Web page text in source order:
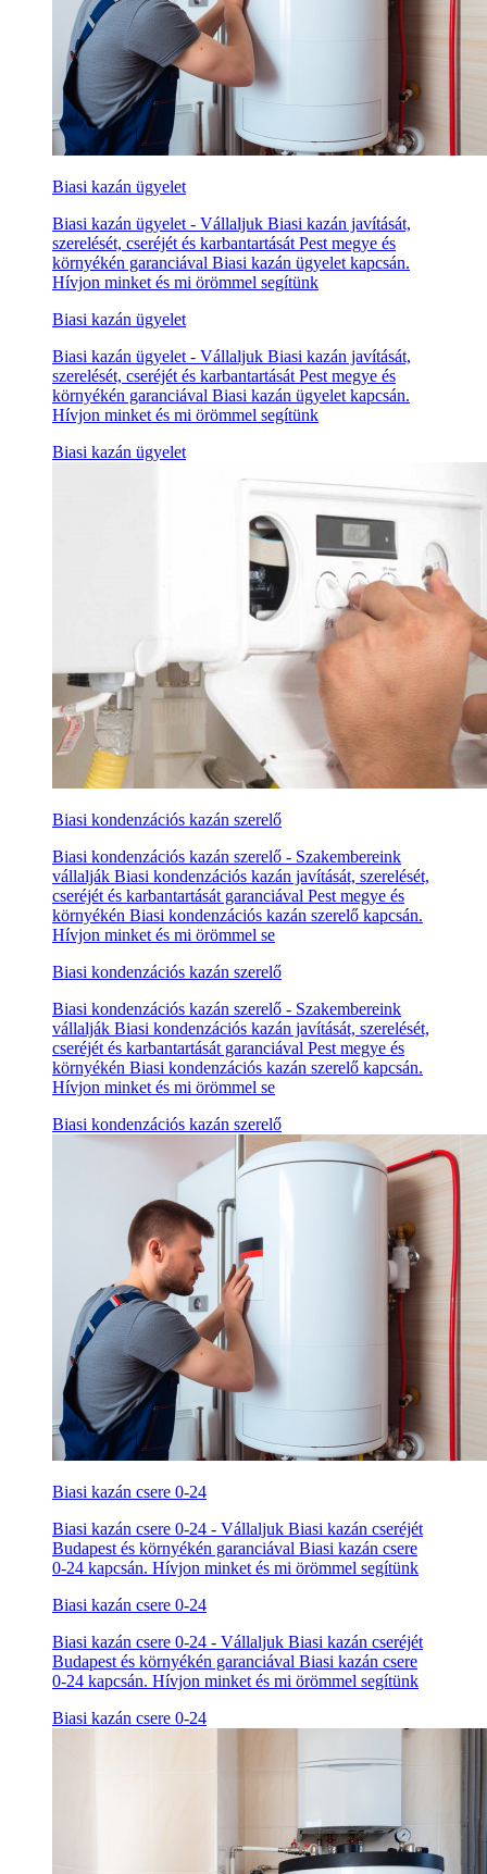
Biasi kazán ügyelet
Biasi kazán ügyelet - Vállaljuk Biasi kazán javítását,
szerelését, cseréjét és karbantartását Pest megye és
környékén garanciával Biasi kazán ügyelet kapcsán.
Hívjon minket és mi örömmel segítünk
Biasi kazán ügyelet
Biasi kazán ügyelet - Vállaljuk Biasi kazán javítását,
szerelését, cseréjét és karbantartását Pest megye és
környékén garanciával Biasi kazán ügyelet kapcsán.
Hívjon minket és mi örömmel segítünk
Biasi kazán ügyelet
Biasi kondenzációs kazán szerelő
Biasi kondenzációs kazán szerelő - Szakembereink
vállalják Biasi kondenzációs kazán javítását, szerelését,
cseréjét és karbantartását garanciával Pest megye és
környékén Biasi kondenzációs kazán szerelő kapcsán.
Hívjon minket és mi örömmel se
Biasi kondenzációs kazán szerelő
Biasi kondenzációs kazán szerelő - Szakembereink
vállalják Biasi kondenzációs kazán javítását, szerelését,
cseréjét és karbantartását garanciával Pest megye és
környékén Biasi kondenzációs kazán szerelő kapcsán.
Hívjon minket és mi örömmel se
Biasi kondenzációs kazán szerelő
Biasi kazán csere 0-24
Biasi kazán csere 0-24 - Vállaljuk Biasi kazán cseréjét
Budapest és környékén garanciával Biasi kazán csere
0-24 kapcsán. Hívjon minket és mi örömmel segítünk
Biasi kazán csere 0-24
Biasi kazán csere 0-24 - Vállaljuk Biasi kazán cseréjét
Budapest és környékén garanciával Biasi kazán csere
0-24 kapcsán. Hívjon minket és mi örömmel segítünk
Biasi kazán csere 0-24